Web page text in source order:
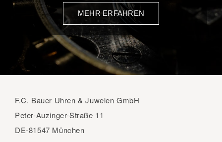
MEHR ERFAHREN
F.C. Bauer Uhren & Juwelen GmbH
Peter-Auzinger-Straße 11
DE-81547 München